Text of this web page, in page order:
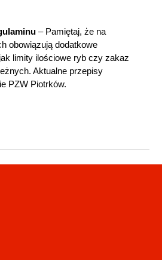
– Pamiętaj, że na
obowiązują dodatkowe
limity ilościowe ryb czy zakaz
Aktualne przepisy
PZW Piotrków.